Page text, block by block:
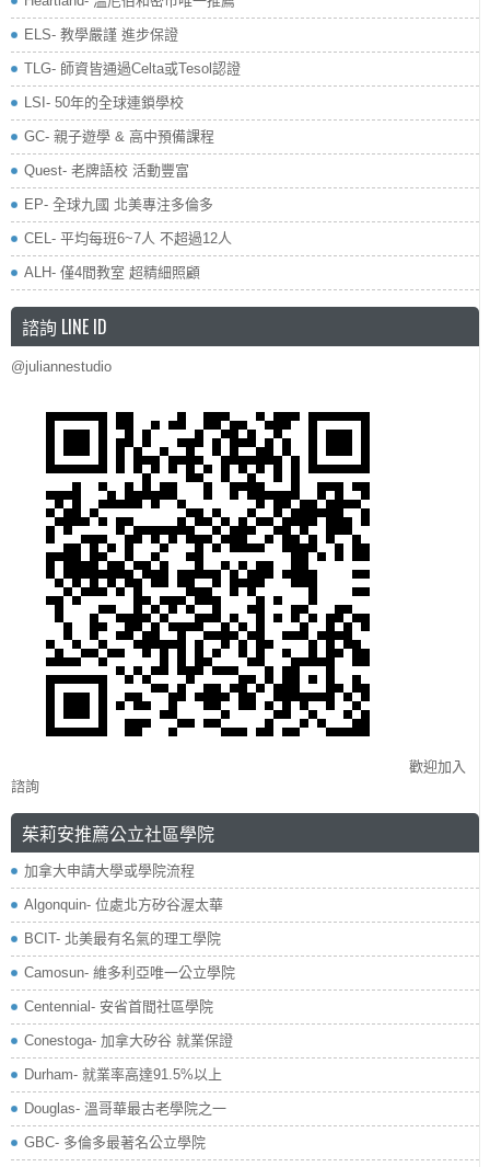
ELS- 教學嚴謹 進步保證
TLG- 師資皆通過Celta或Tesol認證
LSI- 50年的全球連鎖學校
GC- 親子遊學 & 高中預備課程
Quest- 老牌語校 活動豐富
EP- 全球九國 北美專注多倫多
CEL- 平均每班6~7人 不超過12人
ALH- 僅4間教室 超精細照顧
諮詢 LINE ID
@juliannestudio
歡迎加入
諮詢
茱莉安推薦公立社區學院
加拿大申請大學或學院流程
Algonquin- 位處北方矽谷渥太華
BCIT- 北美最有名氣的理工學院
Camosun- 維多利亞唯一公立學院
Centennial- 安省首間社區學院
Conestoga- 加拿大矽谷 就業保證
Durham- 就業率高達91.5%以上
Douglas- 溫哥華最古老學院之一
GBC- 多倫多最著名公立學院